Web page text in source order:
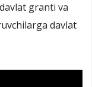
granti va
davlat